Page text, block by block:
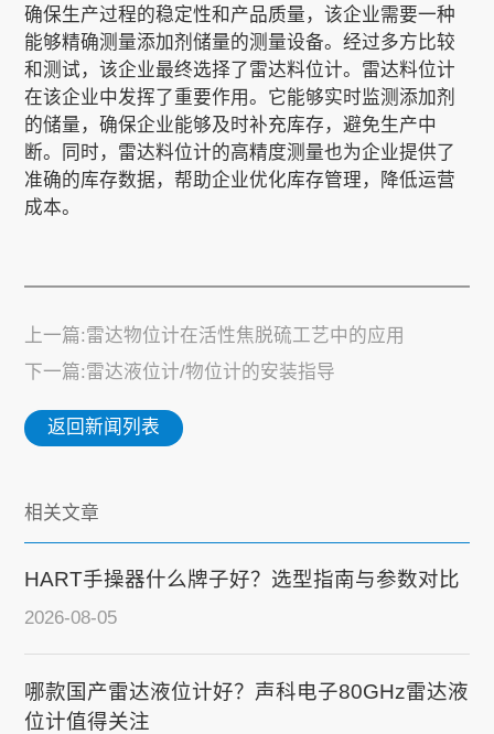
确保生产过程的稳定性和产品质量，该企业需要一种
能够精确测量添加剂储量的测量设备。经过多方比较
和测试，该企业最终选择了雷达料位计。雷达料位计
在该企业中发挥了重要作用。它能够实时监测添加剂
的储量，确保企业能够及时补充库存，避免生产中
断。同时，雷达料位计的高精度测量也为企业提供了
准确的库存数据，帮助企业优化库存管理，降低运营
成本。
上一篇:雷达物位计在活性焦脱硫工艺中的应用
下一篇:雷达液位计/物位计的安装指导
返回新闻列表
相关文章
HART手操器什么牌子好？选型指南与参数对比
2026-08-05
哪款国产雷达液位计好？声科电子80GHz雷达液
位计值得关注